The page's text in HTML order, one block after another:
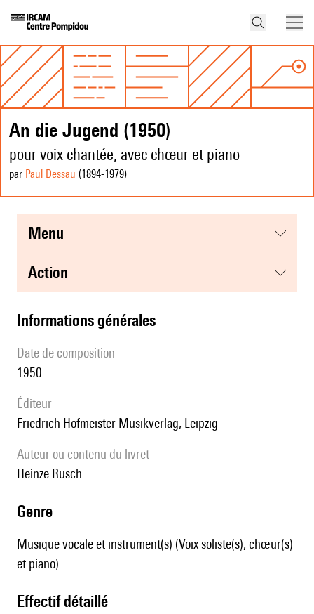
An die Jugend (1950)
pour voix chantée, avec chœur et piano
par Paul Dessau (1894-1979)
menu
action
informations générales
date de composition
1950
éditeur
Friedrich Hofmeister Musikverlag, Leipzig
Auteur ou contenu du livret
Heinze Rusch
genre
Musique vocale et instrument(s) (Voix soliste(s), chœur(s)
et piano)
effectif détaillé